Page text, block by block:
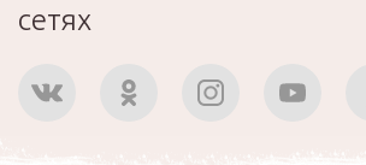
сетях